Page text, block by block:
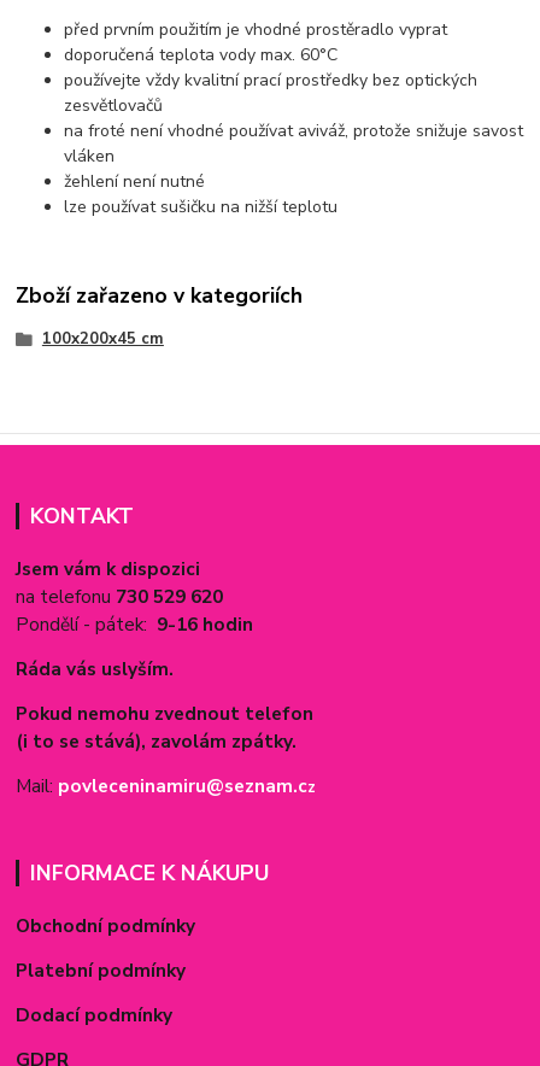
před prvním použitím je vhodné prostěradlo vyprat
doporučená teplota vody max. 60°C
používejte vždy kvalitní prací prostředky bez optických
zesvětlovačů
na froté není vhodné používat aviváž, protože snižuje savost
vláken
žehlení není nutné
lze používat sušičku na nižší teplotu
Zboží zařazeno v kategoriích
100x200x45 cm
KONTAKT
Jsem vám k dispozici
na telefonu 730 529 620
Pondělí - pátek: 9-16 hodin
Ráda vás uslyším.
Pokud nemohu zvednout telefon
(i to se stává), zavolám zpátky.
Mail: povleceninamiru@seznam.cz
INFORMACE K NÁKUPU
Obchodní podmínky
Platební podmínky
Dodací podmínky
GDPR